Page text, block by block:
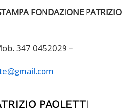
FONDAZIONE PATRIZIO
347 0452029 –
PAOLETTI